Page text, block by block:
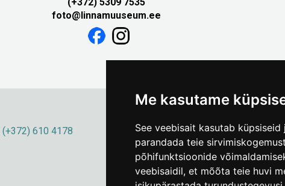
Me kasutame
See veebisait kasutab
parandada teie
põhifunktsioonide
veebisaidil, et mõõta teie huvi
(+372) 5309 7535
foto@linnamuuseum.ee
(+372) 610 4178 info@linnamuuseum.ee